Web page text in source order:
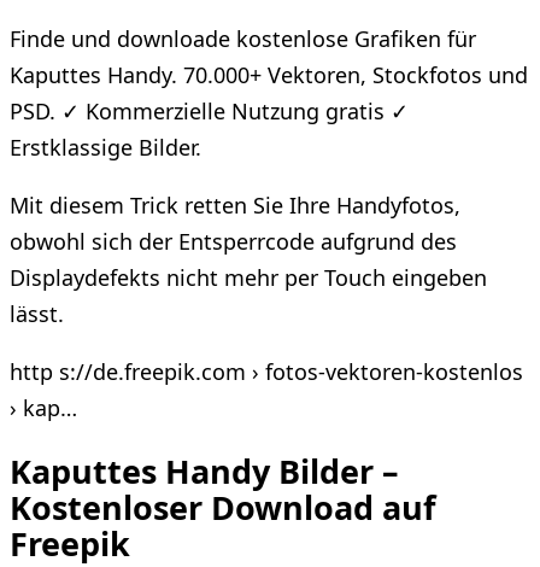
Finde und downloade kostenlose Grafiken für
Kaputtes Handy. 70.000+ Vektoren, Stockfotos und
PSD. ✓ Kommerzielle Nutzung gratis ✓
Erstklassige Bilder.
Mit diesem Trick retten Sie Ihre Handyfotos,
obwohl sich der Entsperrcode aufgrund des
Displaydefekts nicht mehr per Touch eingeben
lässt.
http s://de.freepik.com › fotos-vektoren-kostenlos
› kap…
Kaputtes Handy Bilder –
Kostenloser Download auf
Freepik